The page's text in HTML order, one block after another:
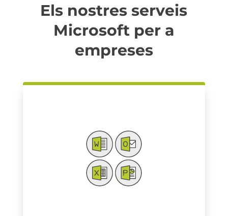
Els nostres serveis
Microsoft per a
empreses